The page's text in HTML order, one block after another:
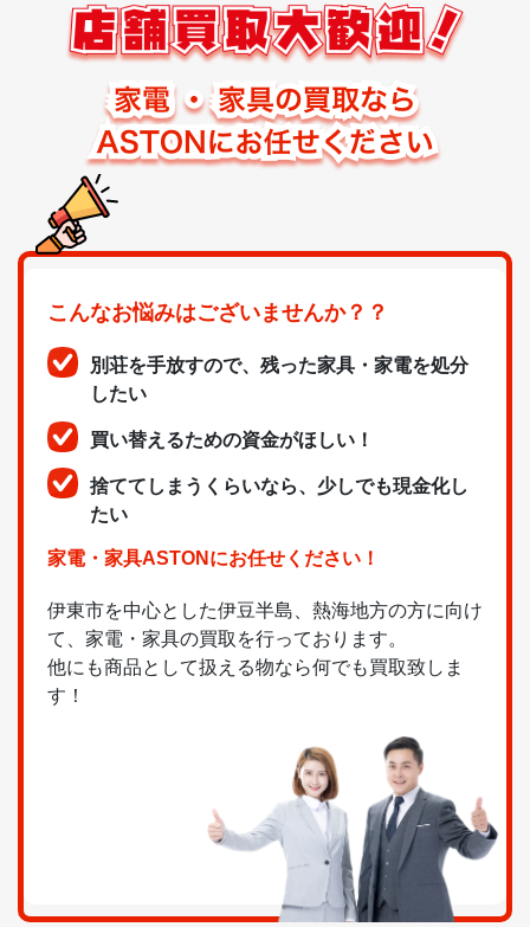
こんなお悩みはございませんか？？
別荘を手放すので、残った家具・家電を処分
したい
買い替えるための資金がほしい！
捨ててしまうくらいなら、少しでも現金化し
たい
家電・家具ASTONにお任せください！
伊東市を中心とした伊豆半島、熱海地方の方に向け
て、家電・家具の買取を行っております。
他にも商品として扱える物なら何でも買取致しま
す！